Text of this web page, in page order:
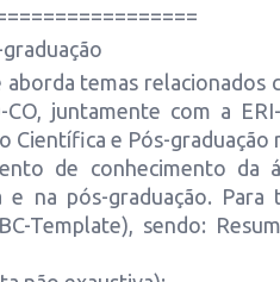
temas relacionados
juntamente com a
Científica e Pós-graduação
de conhecimento da
na pós-graduação.
Template), sendo: